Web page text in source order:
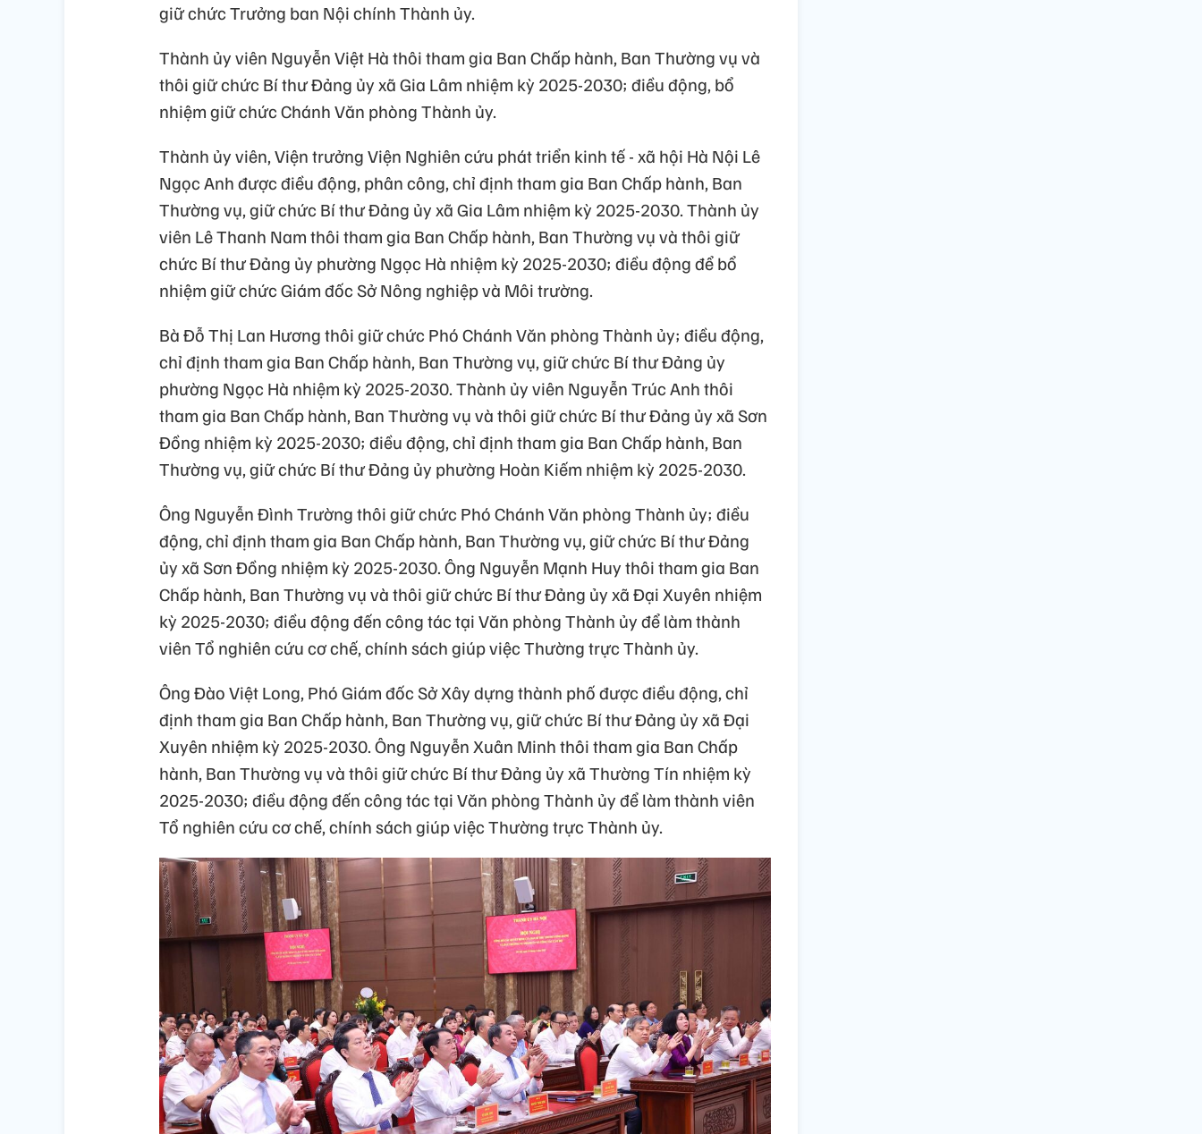
giữ chức Trưởng ban Nội chính Thành ủy.
Thành ủy viên Nguyễn Việt Hà thôi tham gia Ban Chấp hành, Ban Thường vụ và
thôi giữ chức Bí thư Đảng ủy xã Gia Lâm nhiệm kỳ 2025-2030; điều động, bổ
nhiệm giữ chức Chánh Văn phòng Thành ủy.
Thành ủy viên, Viện trưởng Viện Nghiên cứu phát triển kinh tế - xã hội Hà Nội Lê
Ngọc Anh được điều động, phân công, chỉ định tham gia Ban Chấp hành, Ban
Thường vụ, giữ chức Bí thư Đảng ủy xã Gia Lâm nhiệm kỳ 2025-2030. Thành ủy
viên Lê Thanh Nam thôi tham gia Ban Chấp hành, Ban Thường vụ và thôi giữ
chức Bí thư Đảng ủy phường Ngọc Hà nhiệm kỳ 2025-2030; điều động để bổ
nhiệm giữ chức Giám đốc Sở Nông nghiệp và Môi trường.
Bà Đỗ Thị Lan Hương thôi giữ chức Phó Chánh Văn phòng Thành ủy; điều động,
chỉ định tham gia Ban Chấp hành, Ban Thường vụ, giữ chức Bí thư Đảng ủy
phường Ngọc Hà nhiệm kỳ 2025-2030. Thành ủy viên Nguyễn Trúc Anh thôi
tham gia Ban Chấp hành, Ban Thường vụ và thôi giữ chức Bí thư Đảng ủy xã Sơn
Đồng nhiệm kỳ 2025-2030; điều động, chỉ định tham gia Ban Chấp hành, Ban
Thường vụ, giữ chức Bí thư Đảng ủy phường Hoàn Kiếm nhiệm kỳ 2025-2030.
Ông Nguyễn Đình Trường thôi giữ chức Phó Chánh Văn phòng Thành ủy; điều
động, chỉ định tham gia Ban Chấp hành, Ban Thường vụ, giữ chức Bí thư Đảng
ủy xã Sơn Đồng nhiệm kỳ 2025-2030. Ông Nguyễn Mạnh Huy thôi tham gia Ban
Chấp hành, Ban Thường vụ và thôi giữ chức Bí thư Đảng ủy xã Đại Xuyên nhiệm
kỳ 2025-2030; điều động đến công tác tại Văn phòng Thành ủy để làm thành
viên Tổ nghiên cứu cơ chế, chính sách giúp việc Thường trực Thành ủy.
Ông Đào Việt Long, Phó Giám đốc Sở Xây dựng thành phố được điều động, chỉ
định tham gia Ban Chấp hành, Ban Thường vụ, giữ chức Bí thư Đảng ủy xã Đại
Xuyên nhiệm kỳ 2025-2030. Ông Nguyễn Xuân Minh thôi tham gia Ban Chấp
hành, Ban Thường vụ và thôi giữ chức Bí thư Đảng ủy xã Thường Tín nhiệm kỳ
2025-2030; điều động đến công tác tại Văn phòng Thành ủy để làm thành viên
Tổ nghiên cứu cơ chế, chính sách giúp việc Thường trực Thành ủy.